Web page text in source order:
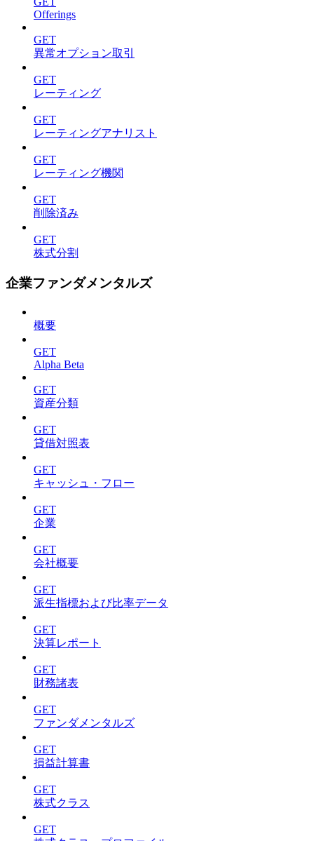
Offerings
GET
異常オプション取引
GET
レーティング
GET
レーティングアナリスト
GET
レーティング機関
GET
削除済み
GET
株式分割
企業ファンダメンタルズ
概要
GET
Alpha Beta
GET
資産分類
GET
貸借対照表
GET
キャッシュ・フロー
GET
企業
GET
会社概要
GET
派生指標および比率データ
GET
決算レポート
GET
財務諸表
GET
ファンダメンタルズ
GET
損益計算書
GET
株式クラス
GET